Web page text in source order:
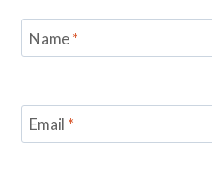
Name*
Email *